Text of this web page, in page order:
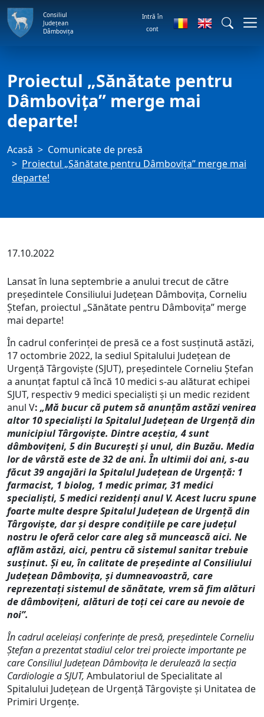
Consiliul
Județean
Dâmbovița
Intră în
cont
Proiectul „Sănătate pentru
Dâmbovița” merge mai
departe!
Acasă
Comunicate de presă
Proiectul „Sănătate pentru Dâmbovița” merge mai
departe!
17.10.2022
Lansat în luna septembrie a anului trecut de către
președintele Consiliului Județean Dâmbovița, Corneliu
Ștefan, proiectul „Sănătate pentru Dâmbovița” merge
mai departe!
În cadrul conferinței de presă ce a fost susținută astăzi,
17 octombrie 2022, la sediul Spitalului Județean de
Urgență Târgoviște (SJUT), președintele Corneliu Ștefan
a anunțat faptul că încă 10 medici s-au alăturat echipei
SJUT, respectiv 9 medici specialiști și un medic rezident
anul V: „Mă bucur că putem să anunțăm astăzi venirea
altor 10 specialiști la Spitalul Județean de Urgență din
municipiul Târgoviște. Dintre aceștia, 4 sunt
dâmbovițeni, 5 din București și unul, din Buzău. Media
lor de vârstă este de 32 de ani. În ultimii doi ani, s-au
făcut 39 angajări la Spitalul Județean de Urgență: 1
farmacist, 1 biolog, 1 medic primar, 31 medici
specialiști, 5 medici rezidenți anul V. Acest lucru spune
foarte multe despre Spitalul Județean de Urgență din
Târgoviște, dar și despre condițiile pe care județul
nostru le oferă celor care aleg să muncească aici. Ne
aflăm astăzi, aici, pentru că sistemul sanitar trebuie
susținut. Și eu, în calitate de președinte al Consiliului
Județean Dâmbovița, și dumneavoastră, care
reprezentați sistemul de sănătate, vrem să fim alături
de dâmbovițeni, alături de toți cei care au nevoie de
noi”.
În cadrul aceleiași conferințe de presă, președintele Corneliu
Ștefan a prezentat stadiul celor trei proiecte importante pe
care Consiliul Județean Dâmbovița le derulează la secția
Cardiologie a SJUT, Ambulatoriul de Specialitate al
Spitalului Județean de Urgență Târgoviște și Unitatea de
Primiri Urgențe.